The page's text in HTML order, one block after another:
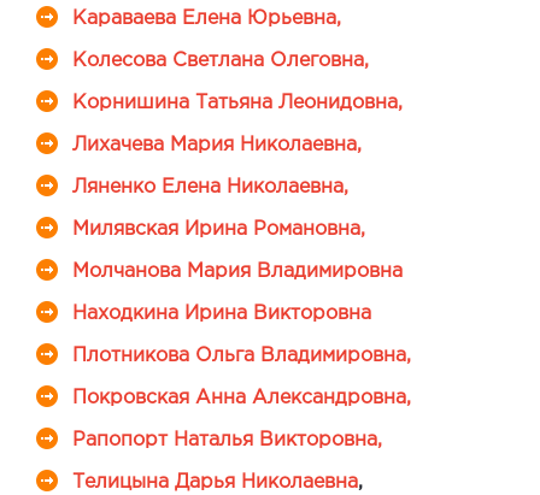
Караваева Елена Юрьевна,
Колесова Светлана Олеговна,
Корнишина Татьяна Леонидовна,
Лихачева Мария Николаевна,
Ляненко Елена Николаевна,
Милявская Ирина Романовна,
Молчанова Мария Владимировна
Находкина Ирина Викторовна
Плотникова Ольга Владимировна,
Покровская Анна Александровна,
Рапопорт Наталья Викторовна,
Телицына Дарья Николаевна,